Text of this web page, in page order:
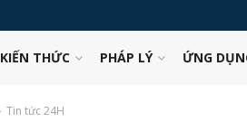
KIẾN THỨC PHÁP LÝ ỨNG
Tin tức 24H